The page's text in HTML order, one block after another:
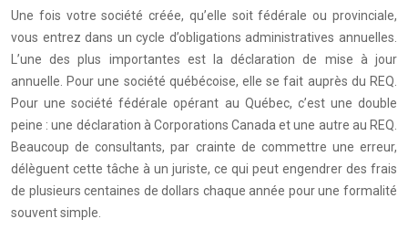
Une fois votre société créée, qu’elle soit fédérale ou provinciale,
vous entrez dans un cycle d’obligations administratives annuelles.
L’une des plus importantes est la déclaration de mise à jour
annuelle. Pour une société québécoise, elle se fait auprès du REQ.
Pour une société fédérale opérant au Québec, c’est une double
peine : une déclaration à Corporations Canada et une autre au REQ.
Beaucoup de consultants, par crainte de commettre une erreur,
délèguent cette tâche à un juriste, ce qui peut engendrer des frais
de plusieurs centaines de dollars chaque année pour une formalité
souvent simple.